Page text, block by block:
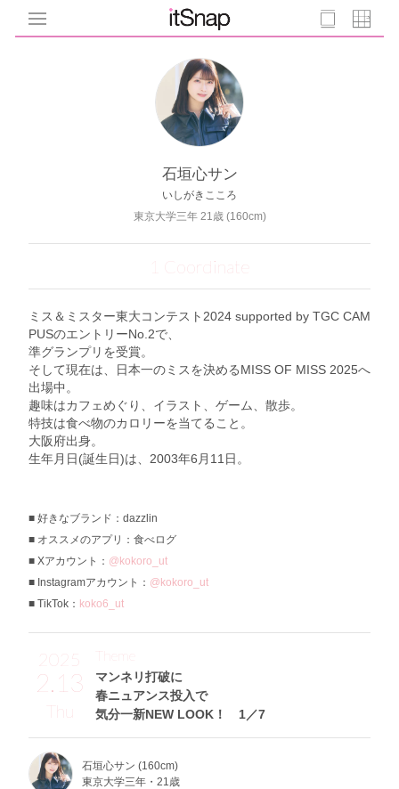
石垣心サン
いしがきこころ
東京大学三年 21歳 (160cm)
1 Coordinate
ミス＆ミスター東大コンテスト2024 supported by TGC CAM
PUSのエントリーNo.2で、
準グランプリを受賞。
そして現在は、日本一のミスを決めるMISS OF MISS 2025へ
出場中。
趣味はカフェめぐり、イラスト、ゲーム、散歩。
特技は食べ物のカロリーを当てること。
大阪府出身。
生年月日(誕生日)は、2003年6月11日。
好きなブランド：dazzlin
オススメのアプリ：食べログ
Xアカウント： @kokoro_ut
Instagramアカウント： @kokoro_ut
TikTok： koko6_ut
2025
2.13
Thu
マンネリ打破に
春ニュアンス投入で
気分一新NEW LOOK！ 1／7
Theme
石垣心サン (160cm)
東京大学三年・21歳